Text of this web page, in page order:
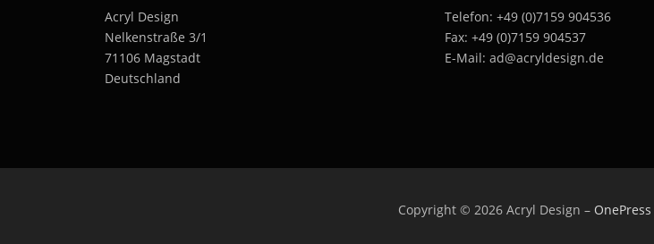
Acryl Design
Nelkenstraße 3/1
71106 Magstadt
Deutschland
Telefon: +49 (0)7159 904536
Fax: +49 (0)7159 904537
E-Mail: ad@acryldesign.de
Copyright © 2026 Acryl Design – OnePress